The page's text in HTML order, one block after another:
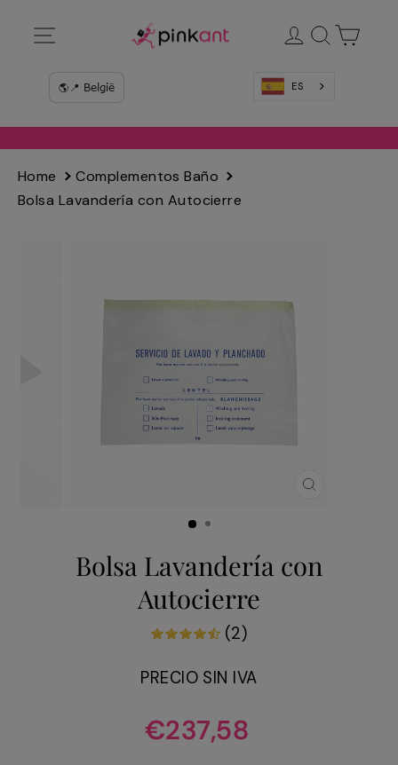
directamente
Ingresar
Buscar
ES
Home
Complementos Baño
Bolsa Lavandería con Autocierre
Bolsa Lavandería con
Autocierre
(2)
PRECIO SIN IVA
Precio
habitual
€237,58